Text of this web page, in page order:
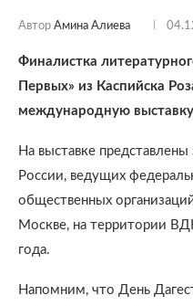
Автор Амина Алиева
Финалистка
Первых» из Каспийска
международную
На выставке
России, ведущих
общественных
Москве, на территории
года.
Напомним, что День